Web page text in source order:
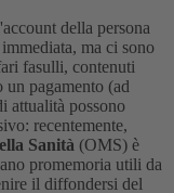
della persona
ma ci sono
fasulli, contenuti
pagamento (ad
attualità possono
recentemente,
Sanità (OMS) è
promemoria utili da
il diffondersi del